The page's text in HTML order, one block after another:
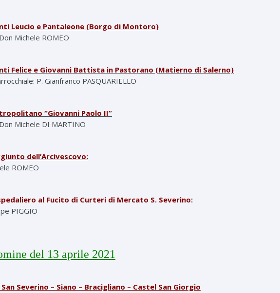
Leucio e Pantaleone (Borgo di Montoro)
Michele ROMEO
Felice e Giovanni Battista in Pastorano (Matierno di Salerno)
P. Gianfranco PASQUARIELLO
“Giovanni Paolo II”
Michele DI MARTINO
dell’Arcivescovo:
ROMEO
al Fucito di Curteri di Mercato S. Severino:
PIGGIO
del 13 aprile 2021
Severino – Siano – Bracigliano – Castel San Giorgio